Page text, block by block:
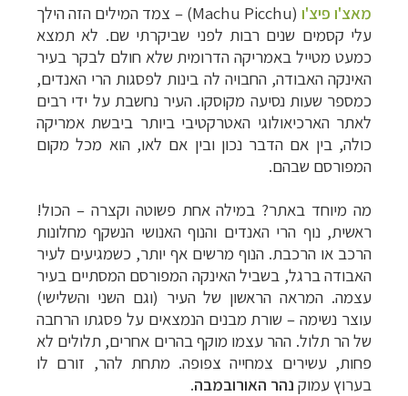
מאצ'ו פיצ'ו (
Machu Picchu
)
– צמד המילים הזה הילך
עלי קסמים שנים רבות לפני שביקרתי שם. לא תמצא
כמעט מטייל באמריקה הדרומית שלא חולם לבקר בעיר
האינקה האבודה, החבויה לה בינות לפסגות הרי האנדים,
כמספר שעות נסיעה מקוסקו. העיר נחשבת על ידי רבים
לאתר הארכיאולוגי האטרקטיבי ביותר ביבשת אמריקה
כולה, בין אם הדבר נכון ובין אם לאו, הוא מכל מקום
המפורסם שבהם.
מה מיוחד באתר? במילה אחת פשוטה וקצרה– הכול!
ראשית, נוף הרי האנדים והנוף האנושי הנשקף מחלונות
הרכב או הרכבת. הנוף מרשים אף יותר, כשמגיעים לעיר
האבודה ברגל, בשביל האינקה המפורסם המסתיים בעיר
עצמה. המראה הראשון של העיר (וגם השני והשלישי)
עוצר נשימה –שורת מבנים הנמצאים על פסגתו הרחבה
של הר תלול. ההר עצמו מוקף בהרים אחרים, תלולים לא
פחות, עשירים צמחייה צפופה. מתחת להר, זורם לו
בערוץ עמוק נהר האורובמבה.
תכנוןטיולים לדרום ומרכז אמריקה לחצו לרשימת
היעדים »
טיולים לצפון אמריקה
לחצו לרשימת היעדים »
לחצו לרשימת היעדים »